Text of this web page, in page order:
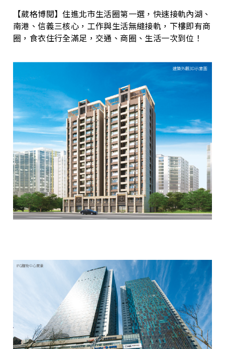
【葳格博閱】住進北市生活圈第一選，快速接軌內湖、
南港、信義三核心，工作與生活無縫接軌，下樓即有商
圈，食衣住行全滿足，交通、商圈、生活一次到位！